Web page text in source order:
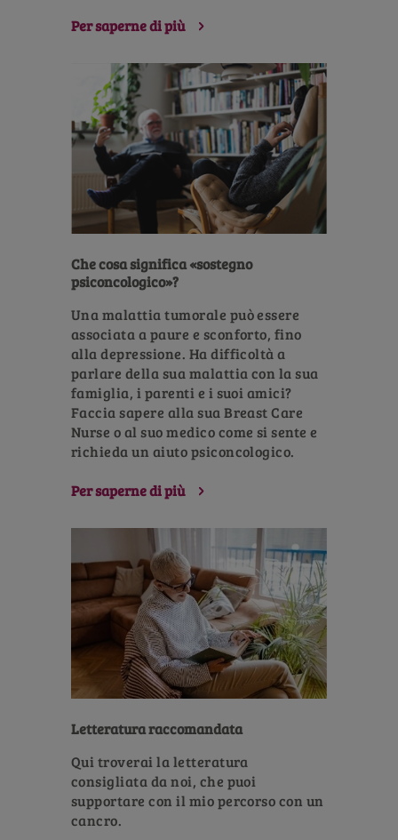
Per saperne di più
Che cosa significa «sostegno
psiconcologico»?
Una malattia tumorale può essere
associata a paure e sconforto, fino
alla depressione. Ha difficoltà a
parlare della sua malattia con la sua
famiglia, i parenti e i suoi amici?
Faccia sapere alla sua Breast Care
Nurse o al suo medico come si sente e
richieda un aiuto psiconcologico.
Per saperne di più
Letteratura raccomandata
Qui troverai la letteratura
consigliata da noi, che puoi
supportare con il mio percorso con un
cancro.